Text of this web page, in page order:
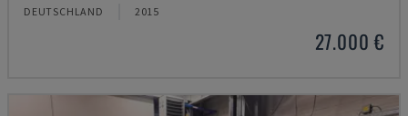
DEUTSCHLAND 2015
27.000 €